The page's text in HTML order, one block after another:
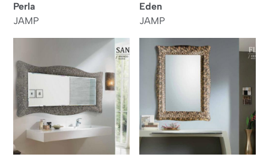
Perla
JAMP
Eden
JAMP